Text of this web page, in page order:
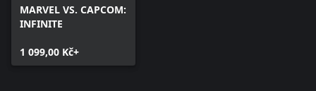
MARVEL VS. CAPCOM:
INFINITE
1 099,00 Kč+